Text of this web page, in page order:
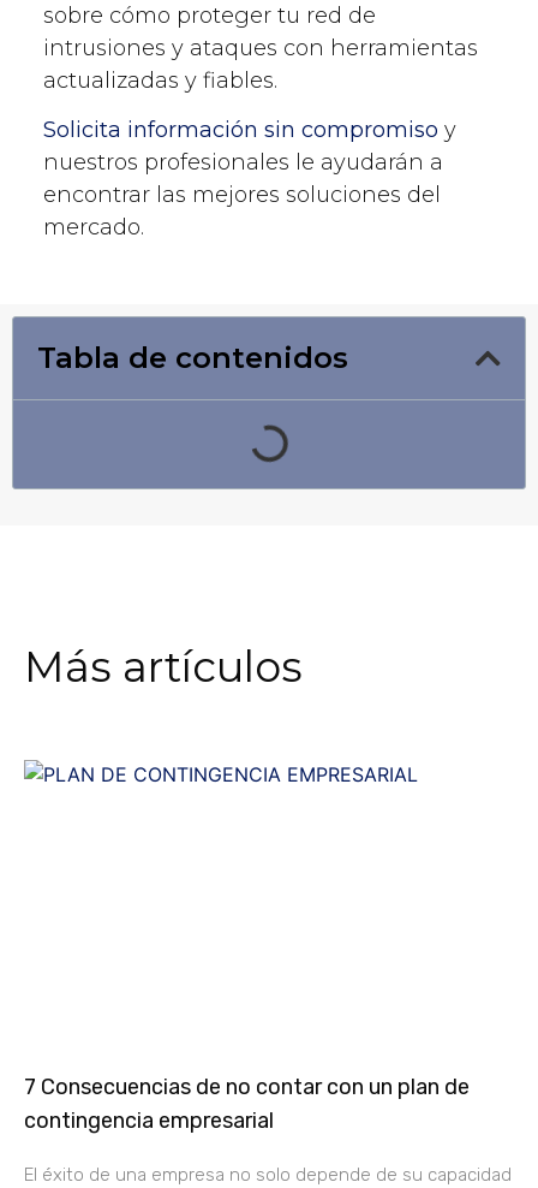
sobre cómo proteger tu red de
intrusiones y ataques con herramientas
actualizadas y fiables.
Solicita información sin compromiso y
nuestros profesionales le ayudarán a
encontrar las mejores soluciones del
mercado.
Tabla de contenidos
Más artículos
7 Consecuencias de no contar con un plan de
contingencia empresarial
El éxito de una empresa no solo depende de su capacidad